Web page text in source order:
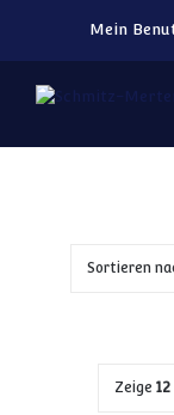
Mein
Sortieren
Zeige